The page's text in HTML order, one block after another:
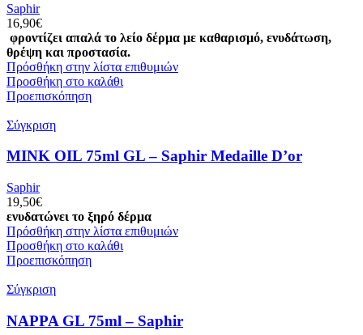
Saphir
16,90€
φροντίζει απαλά το λείο δέρμα με καθαρισμό, ενυδάτωση,
θρέψη και προστασία.
Πρόσθήκη στην λίστα επιθυμιών
Προσθήκη στο καλάθι
Προεπισκόπηση
Σύγκριση
MINK OIL 75ml GL – Saphir Medaille D’or
Saphir
19,50€
ενυδατώνει το ξηρό δέρμα
Πρόσθήκη στην λίστα επιθυμιών
Προσθήκη στο καλάθι
Προεπισκόπηση
Σύγκριση
NAPPA GL 75ml – Saphir